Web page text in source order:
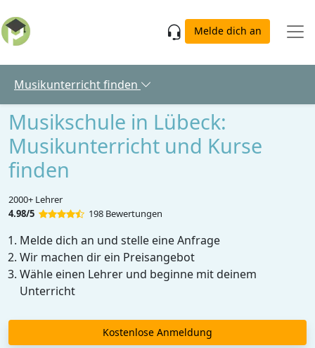
Melde dich an
Musikunterricht finden
Musikschule in Lübeck:
Musikunterricht und Kurse
finden
2000+ Lehrer
4.98/5
198 Bewertungen
Melde dich an und stelle eine Anfrage
Wir machen dir ein Preisangebot
Wähle einen Lehrer und beginne mit deinem
Unterricht
Kostenlose Anmeldung